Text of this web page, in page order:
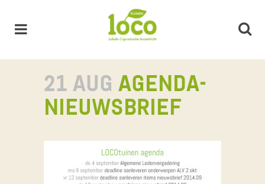
21 AUG AGENDA-
NIEUWSBRIEF